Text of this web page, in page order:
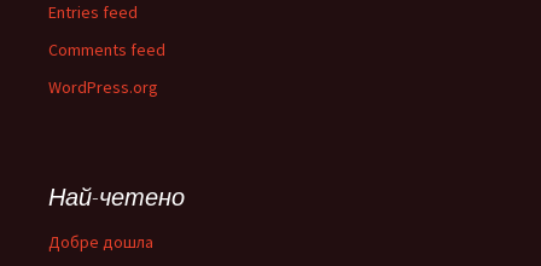
Entries feed
Comments feed
WordPress.org
Най-четено
Добре дошла